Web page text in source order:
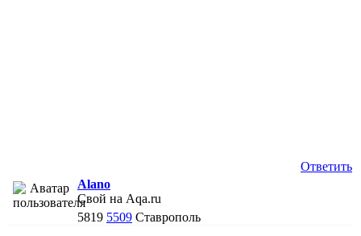
Ответить
Alano
Свой на Aqa.ru
5819 5509 Ставрополь